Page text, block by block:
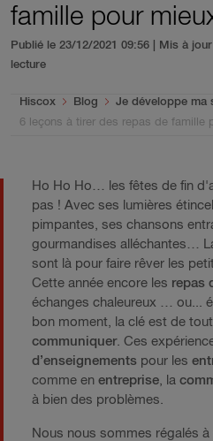
famille pour
Publié le 23/12/2021 09:56 | Mis à
lecture
You are here:
Hiscox Blog
Je développe ma
6 leçons à tirer des repas de famille
Ho Ho Ho… les fêtes de fin
pas ! Avec ses lumières
pimpantes, ses chansons
gourmandises alléchantes…
sont là pour faire rêver les
Cette année encore les repas
échanges chaleureux … ou...
bon moment, la clé est de
communiquer. Ces
d’enseignements pour les
comme en entreprise , la
à bien des problèmes.
Nous nous sommes régalés à